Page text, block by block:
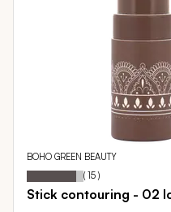
BOHO GREEN BEAUTY
Notation: 87%
( 15 )
Stick contouring - 02